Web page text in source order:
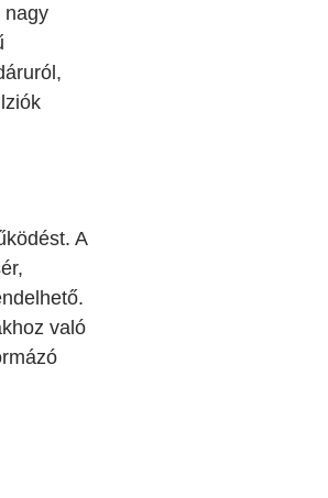
nagy
A
való